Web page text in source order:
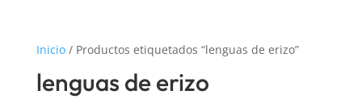
Inicio/ Productos etiquetados “lenguas de erizo”
lenguas de erizo